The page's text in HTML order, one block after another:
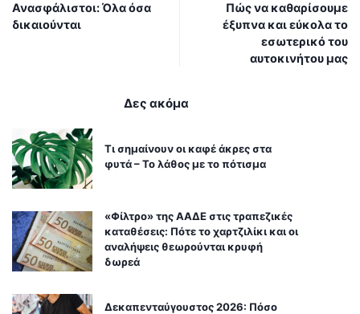
Ανασφάλιστοι: Όλα όσα
δικαιούνται
Πώς να καθαρίσουμε
έξυπνα και εύκολα το
εσωτερικό του
αυτοκινήτου μας
Δες ακόμα
Τι σημαίνουν οι καφέ άκρες στα
φυτά – Το λάθος με το πότισμα
«Φίλτρο» της ΑΑΔΕ στις τραπεζικές
καταθέσεις: Πότε το χαρτζιλίκι και οι
αναλήψεις θεωρούνται κρυφή
δωρεά
Δεκαπενταύγουστος 2026: Πόσο